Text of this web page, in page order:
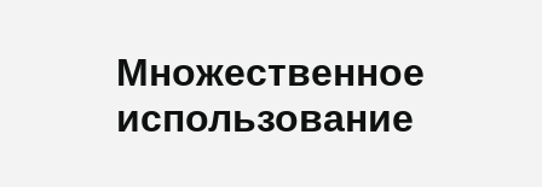
Множественное
использование